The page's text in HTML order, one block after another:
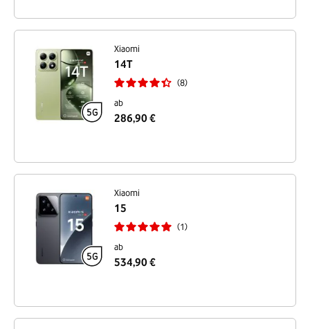
Xiaomi
14T
8
ab
286,90 €
Xiaomi
15
1
ab
534,90 €